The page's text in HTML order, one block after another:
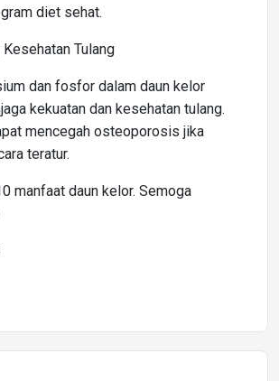
diet sehat.
Tulang
dan fosfor dalam daun kelor
kekuatan dan kesehatan tulang.
mencegah osteoporosis jika
teratur.
manfaat daun kelor. Semoga